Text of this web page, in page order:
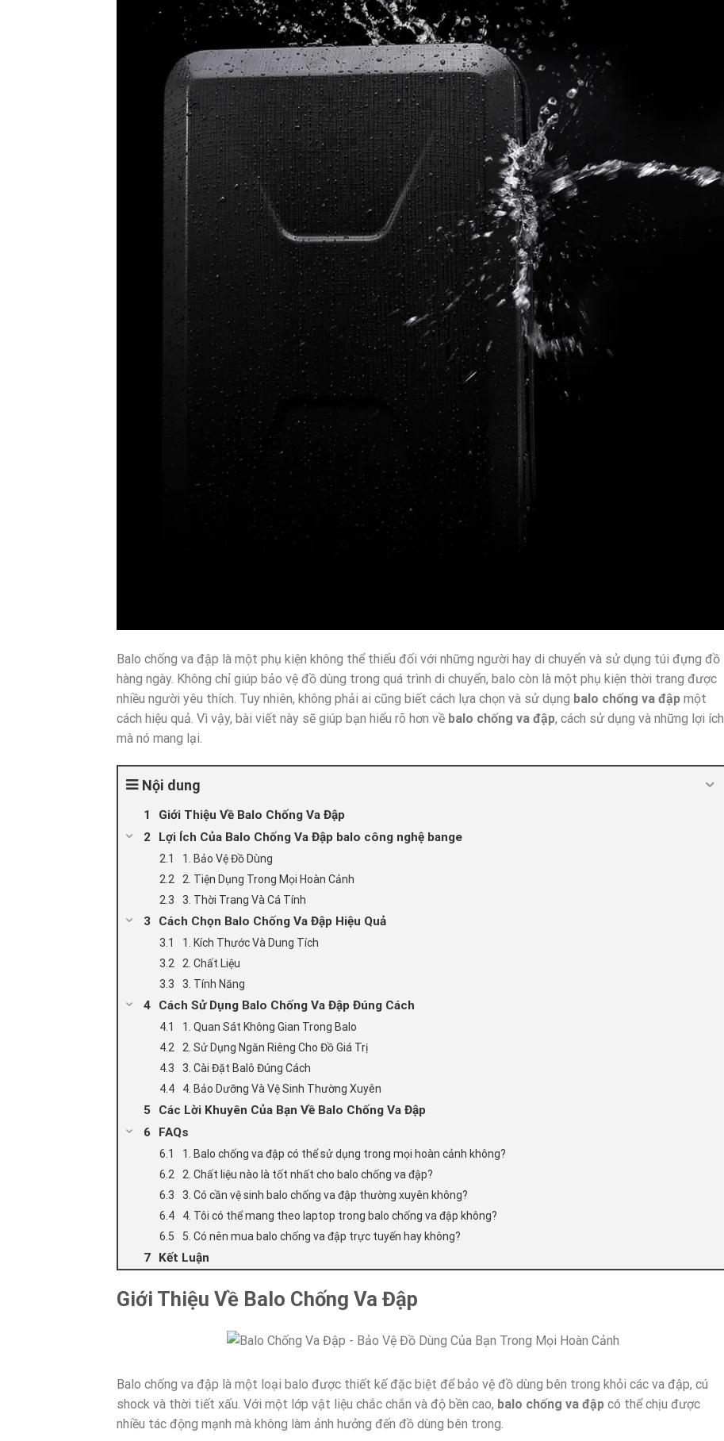
Balo chống va đập là một phụ kiện không thể thiếu đối với những người hay di chuyển và sử dụng túi đựng đồ
hàng ngày. Không chỉ giúp bảo vệ đồ dùng trong quá trình di chuyển, balo còn là một phụ kiện thời trang được
nhiều người yêu thích. Tuy nhiên, không phải ai cũng biết cách lựa chọn và sử dụng balo chống va đập một
cách hiệu quả. Vì vậy, bài viết này sẽ giúp bạn hiểu rõ hơn về balo chống va đập, cách sử dụng và những lợi ích
mà nó mang lại.
Nội dung
Giới Thiệu Về Balo Chống Va Đập
Lợi Ích Của Balo Chống Va Đập balo công nghệ bange
1. Bảo Vệ Đồ Dùng
2. Tiện Dụng Trong Mọi Hoàn Cảnh
3. Thời Trang Và Cá Tính
Cách Chọn Balo Chống Va Đập Hiệu Quả
1. Kích Thước Và Dung Tích
2. Chất Liệu
3. Tính Năng
Cách Sử Dụng Balo Chống Va Đập Đúng Cách
1. Quan Sát Không Gian Trong Balo
2. Sử Dụng Ngăn Riêng Cho Đồ Giá Trị
3. Cài Đặt Balô Đúng Cách
4. Bảo Dưỡng Và Vệ Sinh Thường Xuyên
Các Lời Khuyên Của Bạn Về Balo Chống Va Đập
FAQs
1. Balo chống va đập có thể sử dụng trong mọi hoàn cảnh không?
2. Chất liệu nào là tốt nhất cho balo chống va đập?
3. Có cần vệ sinh balo chống va đập thường xuyên không?
4. Tôi có thể mang theo laptop trong balo chống va đập không?
5. Có nên mua balo chống va đập trực tuyến hay không?
Kết Luận
Giới Thiệu Về Balo Chống Va Đập
Balo chống va đập là một loại balo được thiết kế đặc biệt để bảo vệ đồ dùng bên trong khỏi các va đập, cú
shock và thời tiết xấu. Với một lớp vật liệu chắc chắn và độ bền cao, balo chống va đập có thể chịu được
nhiều tác động mạnh mà không làm ảnh hưởng đến đồ dùng bên trong.